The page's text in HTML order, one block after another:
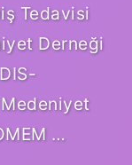
Tedavisi
Derneği
Medeniyet
…